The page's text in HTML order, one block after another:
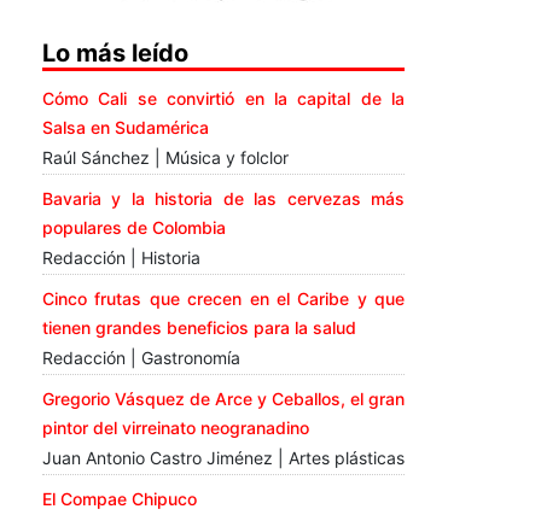
Lo más leído
Cómo Cali se convirtió en la capital de la
Salsa en Sudamérica
Raúl Sánchez | Música y folclor
Bavaria y la historia de las cervezas más
populares de Colombia
Redacción | Historia
Cinco frutas que crecen en el Caribe y que
tienen grandes beneficios para la salud
Redacción | Gastronomía
Gregorio Vásquez de Arce y Ceballos, el gran
pintor del virreinato neogranadino
Juan Antonio Castro Jiménez | Artes plásticas
El Compae Chipuco